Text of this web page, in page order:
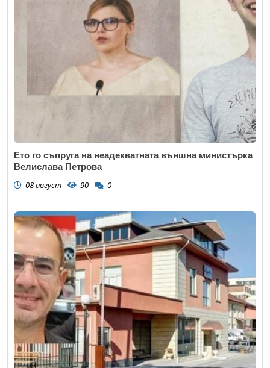
Ето го съпруга на неадекватната външна министърка
Велислава Петрова
08 август 90 0